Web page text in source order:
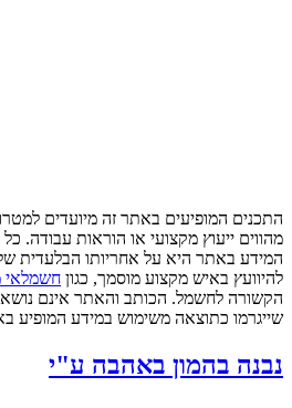
התכנים המופיעים באתר זה מיועדים
מהווים ייעוץ מקצועי או הוראות עבודה.
המידע באתר היא על אחריותו הבלעדית
להיוועץ באיש מקצוע מוסמך, כגון חשמלאי
הקשורה לחשמל. הכותב והאתר אינם
שייגרמו כתוצאה משימוש במידע המופיע
נבנה בהמון באהבה ע"י